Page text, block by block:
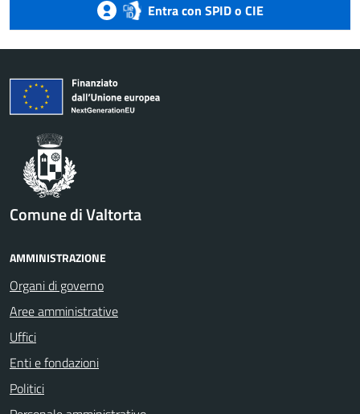
Entra con SPID o CIE
Comune di Valtorta
AMMINISTRAZIONE
Organi di governo
Aree amministrative
Uffici
Enti e fondazioni
Politici